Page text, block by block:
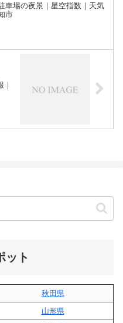
車場の夜景｜星空指数｜天気
市
ット
秋田県
山形県